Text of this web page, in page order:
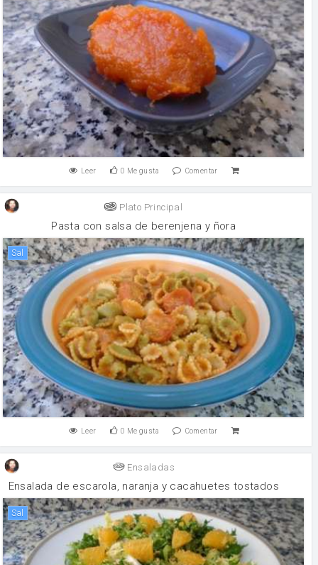
Leer 0 Me gusta Comentar
Plato Principal
Pasta con salsa de berenjena y ñora
sal
Leer 0 Me gusta Comentar
Ensaladas
Ensalada de escarola, naranja y cacahuetes tostados
sal